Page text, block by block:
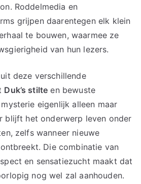
Roddelmedia en
grijpen daarentegen elk klein
te bouwen, waarmee ze
van hun lezers.
deze verschillende
Duk’s stilte en bewuste
eigenlijk alleen maar
blijft het onderwerp leven onder
zelfs wanneer nieuwe
Die combinatie van
en sensatiezucht maakt dat
nog wel zal aanhouden.